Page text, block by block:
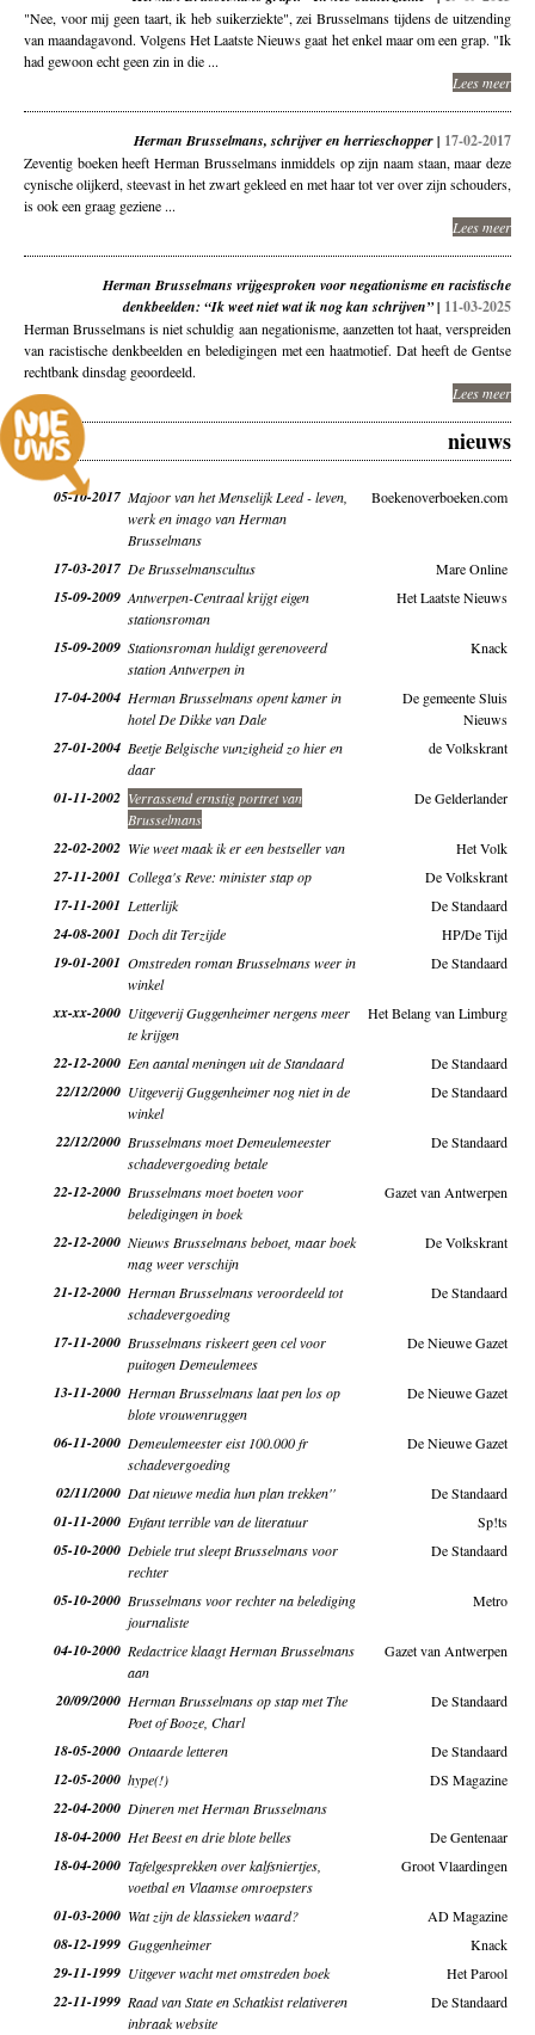
"Nee, voor mij geen taart, ik heb suikerziekte", zei Brusselmans tijdens de uitzending
van maandagavond. Volgens Het Laatste Nieuws gaat het enkel maar om een grap. "Ik
had gewoon echt geen zin in die ...
Lees meer
Herman Brusselmans, schrijver en herrieschopper | 17-02-2017
Zeventig boeken heeft Herman Brusselmans inmiddels op zijn naam staan, maar deze
cynische olijkerd, steevast in het zwart gekleed en met haar tot ver over zijn schouders,
is ook een graag geziene ...
Lees meer
Herman Brusselmans vrijgesproken voor negationisme en racistische
denkbeelden: “Ik weet niet wat ik nog kan schrijven” | 11-03-2025
Herman Brusselmans is niet schuldig aan negationisme, aanzetten tot haat, verspreiden
van racistische denkbeelden en beledigingen met een haatmotief. Dat heeft de Gentse
rechtbank dinsdag geoordeeld.
Lees meer
nieuws
05-10-2017 Majoor van het Menselijk Leed - leven,
werk en imago van Herman
Brusselmans
Boekenoverboeken.com
17-03-2017 De Brusselmanscultus Mare Online
15-09-2009 Antwerpen-Centraal krijgt eigen
stationsroman
Het Laatste Nieuws
15-09-2009 Stationsroman huldigt gerenoveerd
station Antwerpen in
Knack
17-04-2004 Herman Brusselmans opent kamer in
hotel De Dikke van Dale
De gemeente Sluis
Nieuws
27-01-2004 Beetje Belgische vunzigheid zo hier en
daar
de Volkskrant
01-11-2002 Verrassend ernstig portret van
Brusselmans
De Gelderlander
22-02-2002 Wie weet maak ik er een bestseller van Het Volk
27-11-2001 Collega's Reve: minister stap op De Volkskrant
17-11-2001 Letterlijk De Standaard
24-08-2001 Doch dit Terzijde HP/De Tijd
19-01-2001 Omstreden roman Brusselmans weer in
winkel
De Standaard
xx-xx-2000 Uitgeverij Guggenheimer nergens meer
te krijgen
Het Belang van Limburg
22-12-2000 Een aantal meningen uit de Standaard De Standaard
22/12/2000 Uitgeverij Guggenheimer nog niet in de
winkel
De Standaard
22/12/2000 Brusselmans moet Demeulemeester
schadevergoeding betale
De Standaard
22-12-2000 Brusselmans moet boeten voor
beledigingen in boek
Gazet van Antwerpen
22-12-2000 Nieuws Brusselmans beboet, maar boek
mag weer verschijn
De Volkskrant
21-12-2000 Herman Brusselmans veroordeeld tot
schadevergoeding
De Standaard
17-11-2000 Brusselmans riskeert geen cel voor
puitogen Demeulemees
De Nieuwe Gazet
13-11-2000 Herman Brusselmans laat pen los op
blote vrouwenruggen
De Nieuwe Gazet
06-11-2000 Demeulemeester eist 100.000 fr
schadevergoeding
De Nieuwe Gazet
02/11/2000 Dat nieuwe media hun plan trekken'' De Standaard
01-11-2000 Enfant terrible van de literatuur Sp!ts
05-10-2000 Debiele trut sleept Brusselmans voor
rechter
De Standaard
05-10-2000 Brusselmans voor rechter na belediging
journaliste
Metro
04-10-2000 Redactrice klaagt Herman Brusselmans
aan
Gazet van Antwerpen
20/09/2000 Herman Brusselmans op stap met The
Poet of Booze, Charl
De Standaard
18-05-2000 Ontaarde letteren De Standaard
12-05-2000 hype(!) DS Magazine
22-04-2000 Dineren met Herman Brusselmans
18-04-2000 Het Beest en drie blote belles De Gentenaar
18-04-2000 Tafelgesprekken over kalfsniertjes,
voetbal en Vlaamse omroepsters
Groot Vlaardingen
01-03-2000 Wat zijn de klassieken waard? AD Magazine
08-12-1999 Guggenheimer Knack
29-11-1999 Uitgever wacht met omstreden boek Het Parool
22-11-1999 Raad van State en Schatkist relativeren
inbraak website
De Standaard